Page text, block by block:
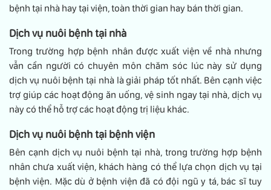
bệnh tại nhà hay tại viện, toàn thời gian hay bán thời gian.
Dịch vụ nuôi bệnh tại nhà
Trong trường hợp bệnh nhân được xuất viện về nhà nhưng
vẫn cần người có chuyên môn chăm sóc lúc này sử dụng
dịch vụ nuôi bệnh tại nhà là giải pháp tốt nhất. Bên cạnh việc
trợ giúp các hoạt động ăn uống, vệ sinh ngay tại nhà, dịch vụ
này có thể hỗ trợ các hoạt động trị liệu khác.
Dịch vụ nuôi bệnh tại bệnh viện
Bên cạnh dịch vụ nuôi bệnh tại nhà, trong trường hợp bệnh
nhân chưa xuất viện, khách hàng có thể lựa chọn dịch vụ tại
bệnh viện. Mặc dù ở bệnh viện đã có đội ngũ y tá, bác sĩ tuy